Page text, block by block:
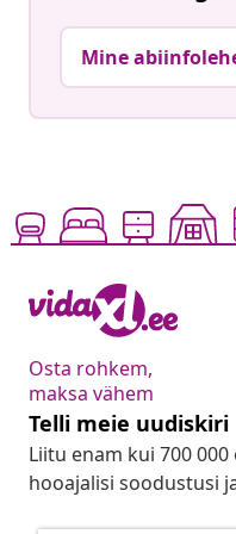
Mine
Osta rohkem,
maksa vähem
Telli meie uudiskiri
Liitu enam kui 700
hooajalisi soodustusi